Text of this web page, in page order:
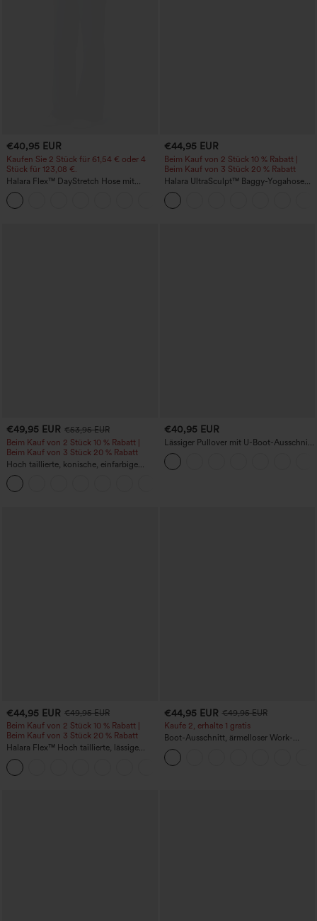
€40,95 EUR
Kaufen Sie 2 Stück für 61,54 € oder 4
Stück für 123,08 €.
Halara Flex™ DayStretch Hose mit
mittlerer Bundhöhe, seitlicher
Reißverschlusstasche und
Work‑Flare‑Schnitt
€44,95 EUR
Beim Kauf von 2 Stück 10 % Rabatt |
Beim Kauf von 3 Stück 20 % Rabatt
Halara UltraSculpt™ Baggy-Yogahose
mit hohem Bund, Bauchkontrolle,
Color-Block-Streifen und Taschen
€49,95 EUR €53,95 EUR
Beim Kauf von 2 Stück 10 % Rabatt |
Beim Kauf von 3 Stück 20 % Rabatt
Hoch taillierte, konische, einfarbige
Anzughose mit Seitentaschen
€40,95 EUR
Lässiger Pullover mit U-Boot-Ausschnitt
und Fledermausärmeln.
€44,95 EUR €49,95 EUR
Beim Kauf von 2 Stück 10 % Rabatt |
Beim Kauf von 3 Stück 20 % Rabatt
Halara Flex™ Hoch taillierte, lässige
Jeans mit Taschen, umgekrempeltem
Saum, weitem Bein und verwaschenem
Finish
€44,95 EUR €49,95 EUR
Kaufe 2, erhalte 1 gratis
Boot-Ausschnitt, ärmelloser Work-
Jumpsuit mit seitlicher Bindung,
kühlender Cool-Touch-Effekt, gestreift
und mit Taschen – Easy Peezy Edition